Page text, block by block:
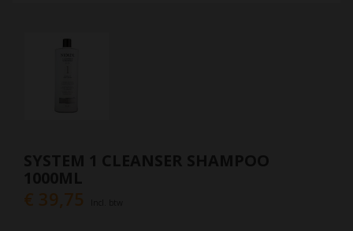
€ 39,75